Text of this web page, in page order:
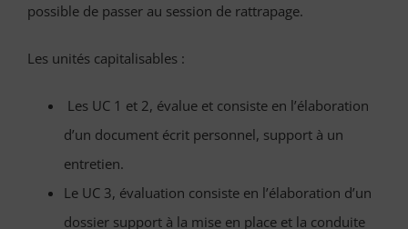
possible de passer au session de rattrapage.
Les unités capitalisables :
Les UC 1 et 2, évalue et consiste en l’élaboration
d’un document écrit personnel, support à un
entretien.
Le UC 3, évaluation consiste en l’élaboration d’un
dossier support à la mise en place et la conduite